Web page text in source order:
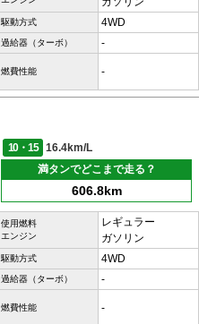
駆動方式 4WD
過給器（ターボ） -
燃費性能 -
10・15
16.4km/L
満タンでどこまで走る？
606.8km
使用燃料
エンジン
レギュラー
ガソリン
駆動方式 4WD
過給器（ターボ） -
燃費性能 -